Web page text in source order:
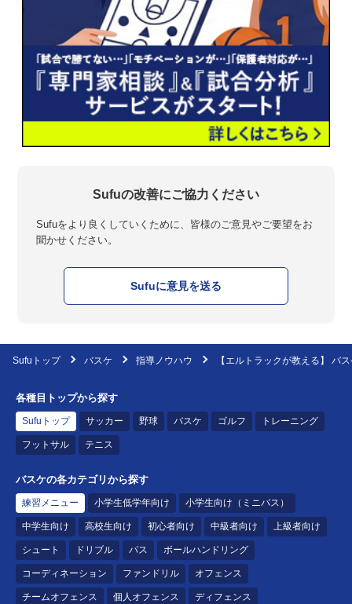
Sufuの改善にご協力ください
Sufuをより良くしていくために、皆様のご意見やご要望をお
聞かせください。
Sufuに意見を送る
Sufuトップ バスケ 指導ノウハウ 【エルトラックが教える】 バ
各種目トップから探す
Sufuトップ サッカー 野球 バスケ ゴルフ トレーニング
フットサル テニス
バスケの各カテゴリから探す
練習メニュー 小学生低学年向け 小学生向け（ミニバス）
中学生向け 高校生向け 初心者向け 中級者向け 上級者向け
シュート ドリブル パス ボールハンドリング
コーディネーション ファンドリル オフェンス
チームオフェンス 個人オフェンス ディフェンス